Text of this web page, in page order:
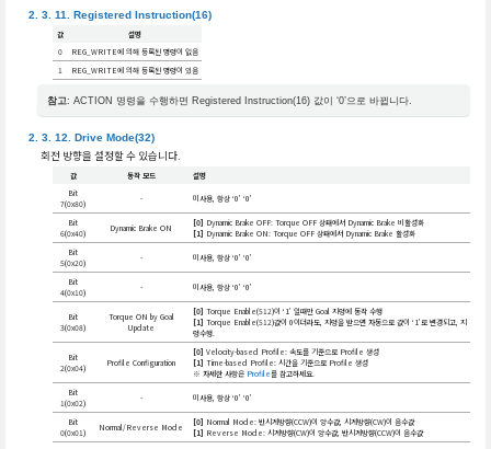
Registered Instruction(16)
값
설명
0
REG_WRITE에 의해 등록된 명령이 없음
1
REG_WRITE에 의해 등록된 명령이 있음
참고: ACTION 명령을 수행하면 Registered Instruction(16) 값이 ‘0’으로 바뀝니다.
Drive Mode(32)
회전 방향을 설정할 수 있습니다.
값 동작 모드
설명
Bit
7(0x80)
- 미사용, 항상 ‘0’ ‘0’
Bit
6(0x40)
Dynamic Brake ON [0] Dynamic Brake OFF: Torque OFF 상태에서 Dynamic Brake 비활성화
[1] Dynamic Brake ON: Torque OFF 상태에서 Dynamic Brake 활성화
Bit
5(0x20)
- 미사용, 항상 ‘0’ ‘0’
Bit
4(0x10)
- 미사용, 항상 ‘0’ ‘0’
Bit
3(0x08)
Torque ON by Goal
Update
[0] Torque Enable(512)이 ‘1’ 일때만 Goal 지령에 동작 수행
[1] Torque Enable(512)값이 0이더라도, 지령을 받으면 자동으로 값이 ‘1’로 변경되고, 지
령수행.
Bit
2(0x04)
Profile Configuration
[0] Velocity-based Profile: 속도를 기준으로 Profile 생성
[1] Time-based Profile: 시간을 기준으로 Profile 생성
※ 자세한 사항은 Profile를 참고하세요.
Bit
1(0x02)
- 미사용, 항상 ‘0’ ‘0’
Bit
0(0x01)
Normal/Reverse Mode [0] Normal Mode: 반시계방향(CCW)이 양수값, 시계방향(CW)이 음수값
[1] Reverse Mode: 시계방향(CW)이 양수값, 반시계방향(CCW)이 음수값